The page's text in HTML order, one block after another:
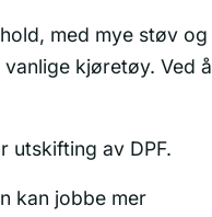
med mye støv og
kjøretøy. Ved å
utskifting av DPF.
kan jobbe mer